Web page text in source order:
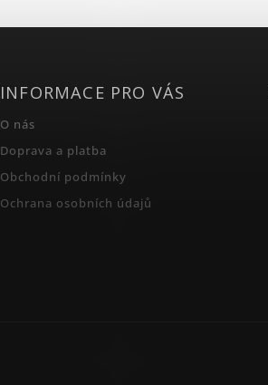
INFORMACE PRO VÁS
O nás
Doprava a platba
Obchodní podmínky
Ochrana osobních údajů